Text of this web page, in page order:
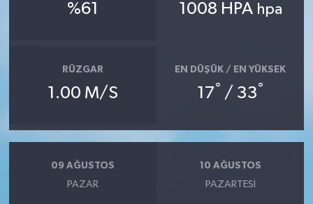
%61 1008 HPA hpa
RÜZGAR
1.00 M/S
EN DÜŞÜK / EN YÜKSEK
17° / 33°
09 AĞUSTOS
PAZAR
10 AĞUSTOS
PAZARTESI